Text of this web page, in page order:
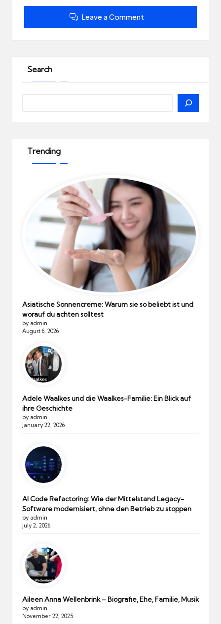
Leave a Comment
Search
Trending
Asiatische Sonnencreme: Warum sie so beliebt ist und
worauf du achten solltest
by admin
August 6, 2026
Adele Waalkes und die Waalkes-Familie: Ein Blick auf
ihre Geschichte
by admin
January 22, 2026
AI Code Refactoring: Wie der Mittelstand Legacy-
Software modernisiert, ohne den Betrieb zu stoppen
by admin
July 2, 2026
Aileen Anna Wellenbrink – Biografie, Ehe, Familie, Musik
by admin
November 22, 2025